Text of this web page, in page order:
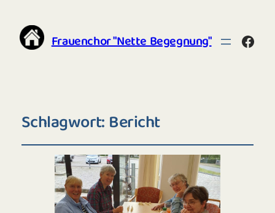
Frauenchor "Nette Begegnung"
Schlagwort:Bericht